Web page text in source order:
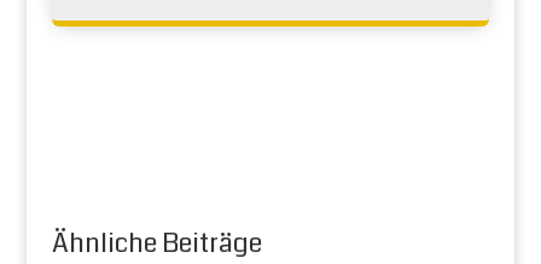
Ähnliche Beiträge